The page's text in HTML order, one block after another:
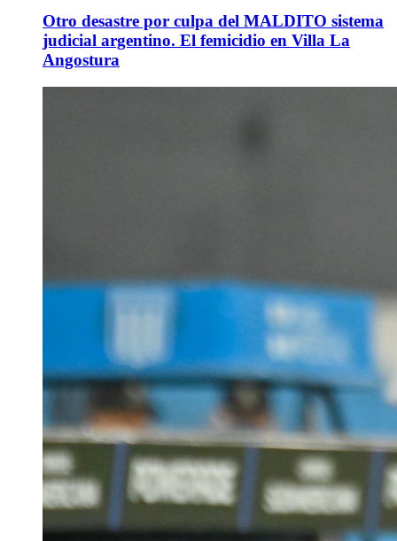
Otro desastre por culpa del MALDITO sistema
judicial argentino. El femicidio en Villa La
Angostura